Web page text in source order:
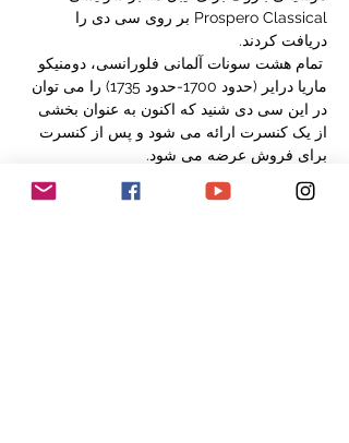
Prospero Classical بر روی سی دی را
دریافت کردند.
تمام هشت سونات آلمانی فلورانسی، دومنیکو
ماریا درایر (حدود 1700-حدود 1735) را می توان
در این سی دی شنید که اکنون به عنوان بخشی
از یک کنسرت ارائه می شود و پس از کنسرت
برای فروش عرضه می شود.
علاوه بر موسیقی دومنیکو ماریا درایر، آثاری از
هم عصران ایتالیایی او فرانچسکو ماریا وراسینی